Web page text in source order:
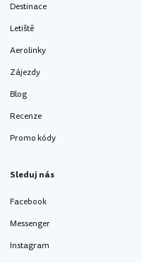
Destinace
Letiště
Aerolinky
Zájezdy
Blog
Recenze
Promo kódy
Sleduj nás
Facebook
Messenger
Instagram